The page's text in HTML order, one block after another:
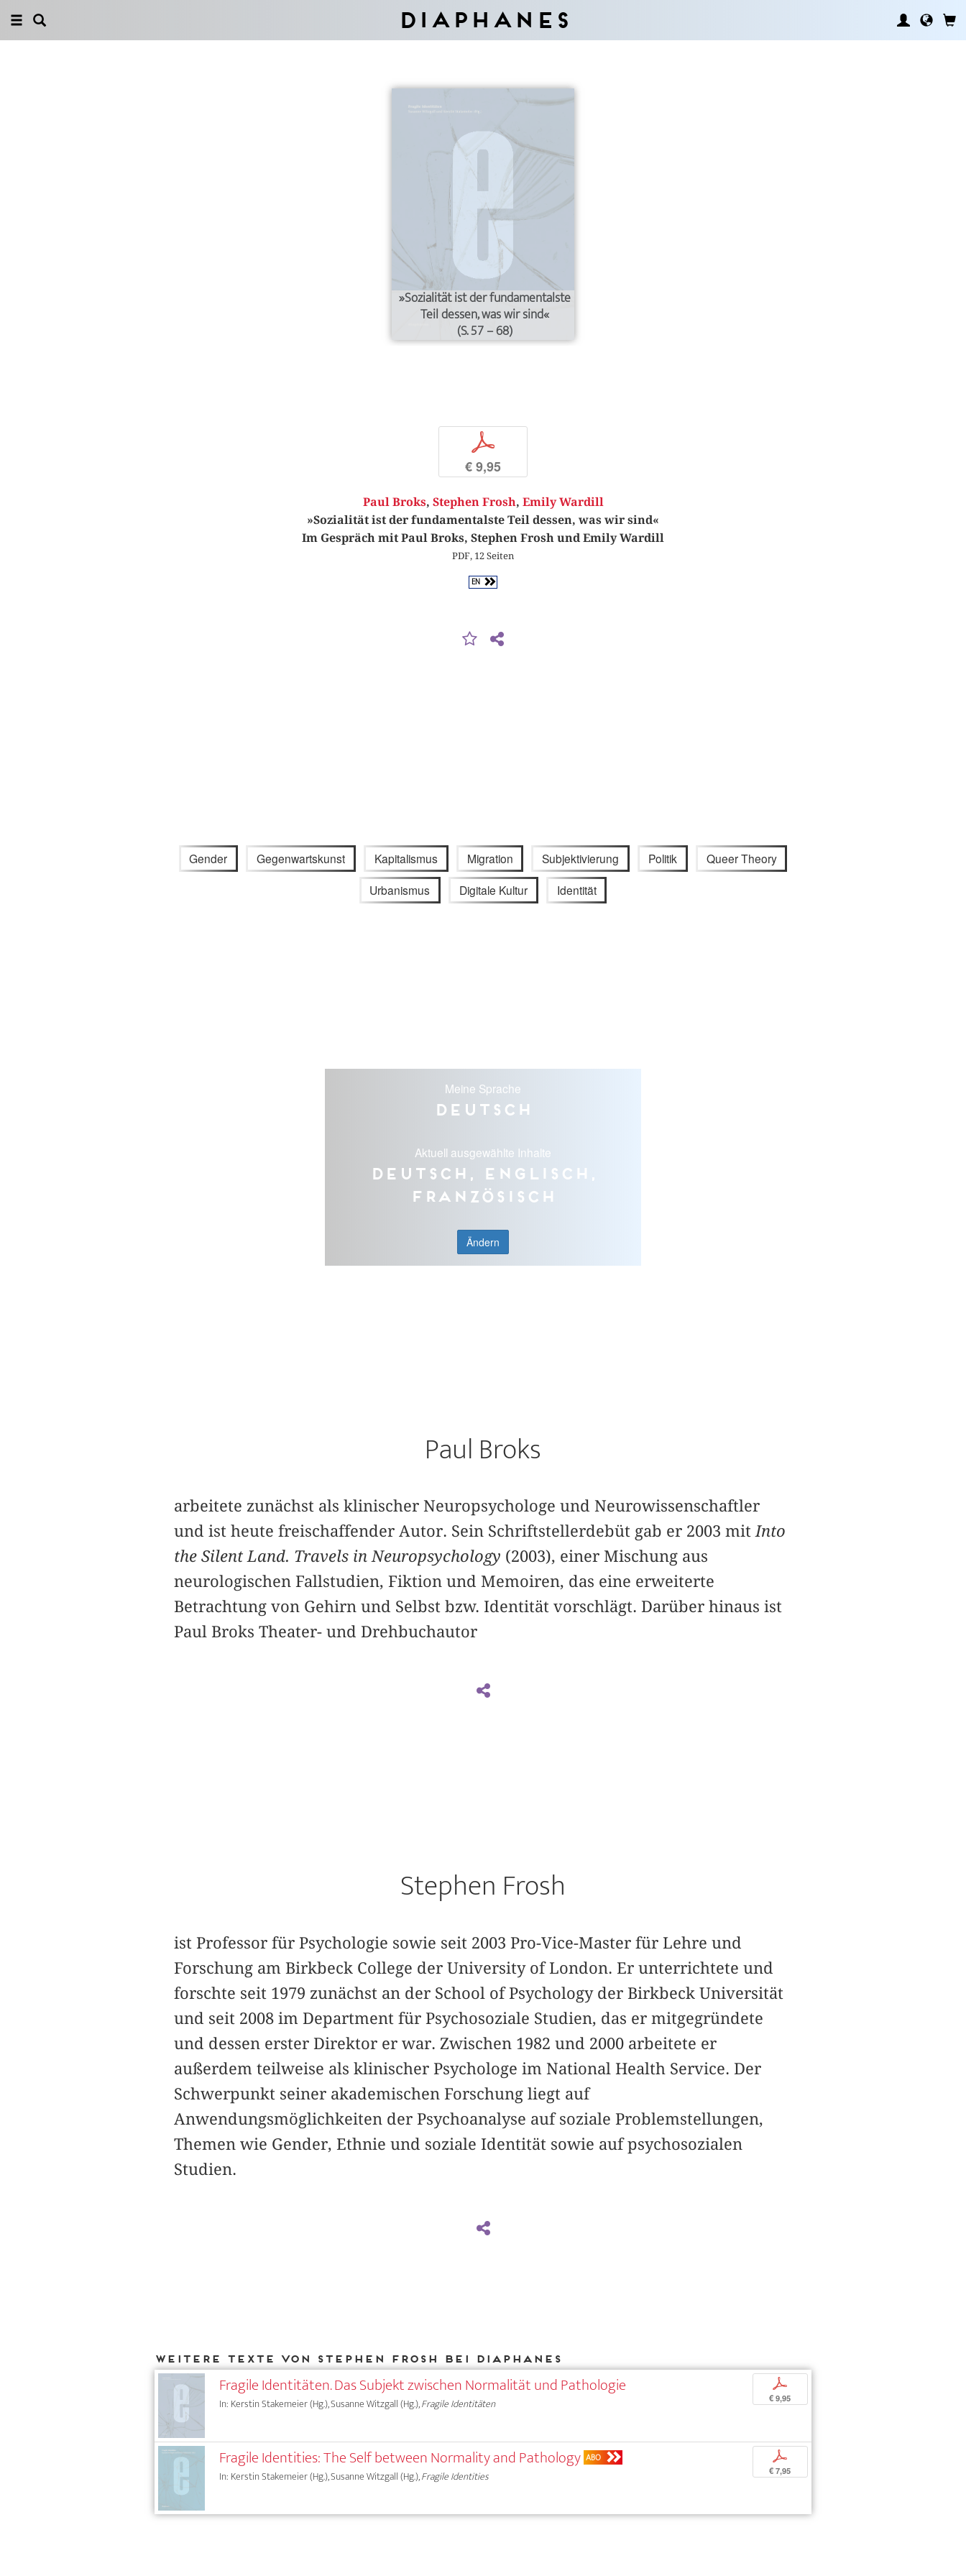
Diaphanes
»Sozialität ist der fundamentalste
Teil dessen, was wir sind«
(S. 57 – 68)
p
€ 9,95
Paul Broks, Stephen Frosh, Emily Wardill
»Sozialität ist der fundamentalste Teil dessen, was wir sind«
Im Gespräch mit Paul Broks, Stephen Frosh und Emily Wardill
PDF, 12 Seiten
EN
Gender Gegenwartskunst Kapitalismus Migration Subjektivierung Politik Queer Theory
Urbanismus Digitale Kultur Identität
Meine Sprache
Deutsch
Aktuell ausgewählte Inhalte
Deutsch, Englisch,
Französisch
Ändern
Paul Broks
arbeitete zunächst als klinischer Neuropsychologe und Neurowissenschaftler
und ist heute freischaffender Autor. Sein Schriftstellerdebüt gab er 2003 mitInto
the Silent Land. Travels in Neuropsychology (2003), einer Mischung aus
neurologischen Fallstudien, Fiktion und Memoiren, das eine erweiterte
Betrachtung von Gehirn und Selbst bzw. Identität vorschlägt. Darüber hinaus ist
Paul Broks Theater- und Drehbuchautor
Stephen Frosh
ist Professor für Psychologie sowie seit 2003 Pro-Vice-Master für Lehre und
Forschung am Birkbeck College der University of London. Er unterrichtete und
forschte seit 1979 zunächst an der School of Psychology der Birkbeck Universität
und seit 2008 im Department für Psychosoziale Studien, das er mitgegründete
und dessen erster Direktor er war. Zwischen 1982 und 2000 arbeitete er
außerdem teilweise als klinischer Psychologe im National Health Service. Der
Schwerpunkt seiner akademischen Forschung liegt auf
Anwendungsmöglichkeiten der Psychoanalyse auf soziale Problemstellungen,
Themen wie Gender, Ethnie und soziale Identität sowie auf psychosozialen
Studien.
Weitere Texte von Stephen Frosh bei DIAPHANES
Fragile Identitäten. Das Subjekt zwischen Normalität und Pathologie
In: Kerstin Stakemeier (Hg.), Susanne Witzgall (Hg.),Fragile Identitäten
p
€ 9,95
Fragile Identities: The Self between Normality and Pathology ABO
In: Kerstin Stakemeier (Hg.), Susanne Witzgall (Hg.),Fragile Identities
p
€ 7,95